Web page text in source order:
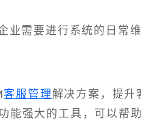
业需要进行系统的日常
客服管理解决方案，提升
能强大的工具，可以帮